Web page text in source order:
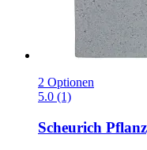
2 Optionen
5.0 (1)
Scheurich